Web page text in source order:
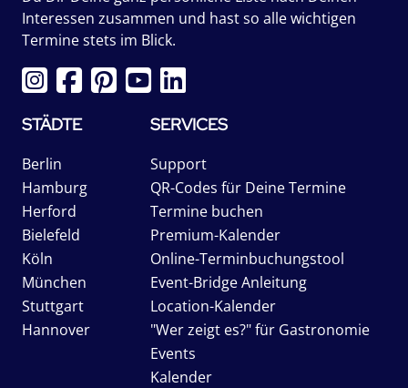
Interessen zusammen und hast so alle wichtigen
Termine stets im Blick.
STÄDTE
Berlin
Hamburg
Herford
Bielefeld
Köln
München
Stuttgart
Hannover
SERVICES
Support
QR-Codes für Deine Termine
Termine buchen
Premium-Kalender
Online-Terminbuchungstool
Event-Bridge Anleitung
Location-Kalender
"Wer zeigt es?" für Gastronomie
Events
Kalender